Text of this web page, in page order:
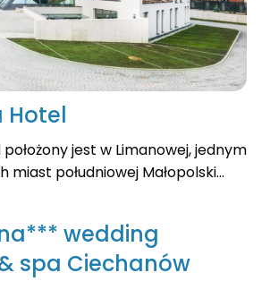
Hotel
jest w Limanowej, jednym
miast południowej Małopolski...
wedding
spa Ciechanów